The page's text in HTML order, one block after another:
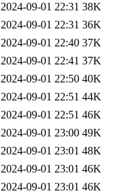
2024-09-01 22:31 38K
2024-09-01 22:31 36K
2024-09-01 22:40 37K
2024-09-01 22:41 37K
2024-09-01 22:50 40K
2024-09-01 22:51 44K
2024-09-01 22:51 46K
2024-09-01 23:00 49K
2024-09-01 23:01 48K
2024-09-01 23:01 46K
2024-09-01 23:01 46K